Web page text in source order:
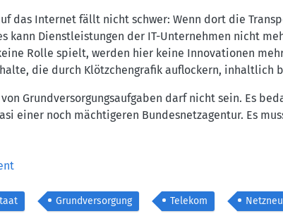
das Internet fällt nicht schwer: Wenn dort die
kann Dienstleistungen der IT-Unternehmen nicht
Rolle spielt, werden hier keine Innovationen
die durch Klötzchengrafik auflockern, inhaltlich
Grundversorgungsaufgaben darf nicht sein. Es
einer noch mächtigeren Bundesnetzagentur. Es
Grundversorgung Telekom